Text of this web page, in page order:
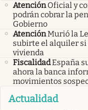
Atención Oficial y
podrán cobrar la
Gobierno
AtenciónMurió la
subirte el alquiler
vivienda
FiscalidadEspaña
ahora la banca
movimientos
Actualidad